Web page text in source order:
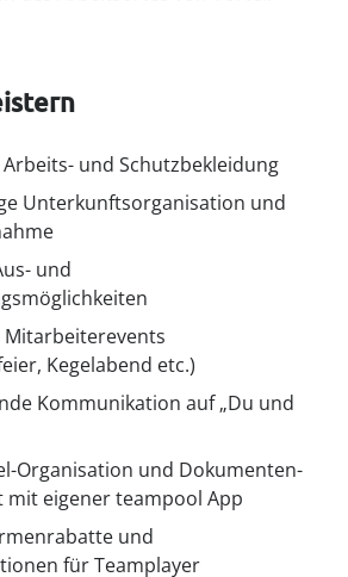
und Schutzbekleidung
Unterkunftsorganisation und
und
Mitarbeiterevents
Kegelabend etc.)
Kommunikation auf „Du und
Organisation und Dokumenten-
mit eigener teampool App
und
für Teamplayer